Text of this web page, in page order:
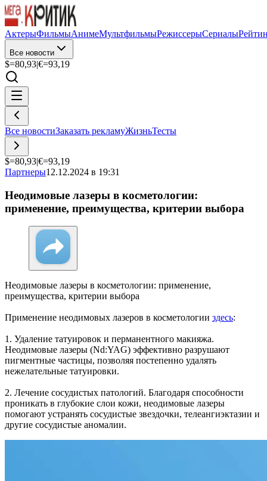
АктерыФильмыАнимеМультфильмыРежиссерыСериалы
Все новости
$=80,93|€=93,19
Все новостиЗаказать рекламуЖизньТесты
$=80,93|€=93,19
Партнеры12.12.2024 в 19:31
Неодимовые лазеры в косметологии:
применение, преимущества, критерии выбора
Неодимовые лазеры в косметологии: применение,
преимущества, критерии выбора
Применение неодимовых лазеров в косметологии здесь:
1. Удаление татуировок и перманентного макияжа.
Неодимовые лазеры (Nd:YAG) эффективно разрушают
пигментные частицы, позволяя постепенно удалять
нежелательные татуировки.
2. Лечение сосудистых патологий. Благодаря способности
проникать в глубокие слои кожи, неодимовые лазеры
помогают устранять сосудистые звездочки, телеангиэктазии и
другие сосудистые аномалии.